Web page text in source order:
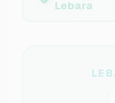
Lebara